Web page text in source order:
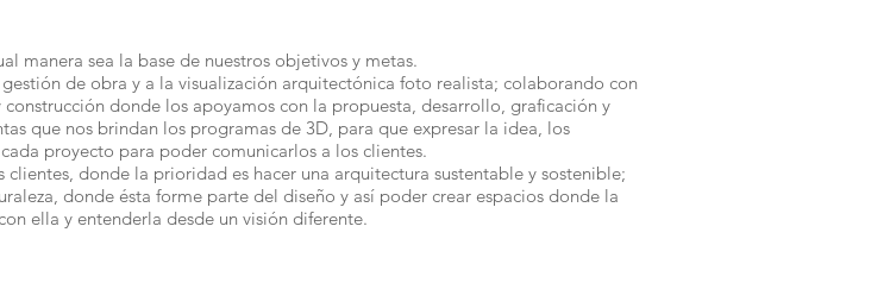
manera sea la base de nuestros objetivos y metas.
de obra y a la visualización arquitectónica foto realista; colaborando con
donde los apoyamos con la propuesta, desarrollo, graficación y
que nos brindan los programas de 3D, para que expresar la idea, los
proyecto para poder comunicarlos a los clientes.
donde la prioridad es hacer una arquitectura sustentable y sostenible;
donde ésta forme parte del diseño y así poder crear espacios donde la
ella y entenderla desde un visión diferente.